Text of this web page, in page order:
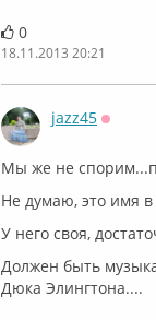
0
18.11.2013 20:21
jazz45
Мы же не
Не думаю, это имя
У него своя,
Должен быть
Дюка Элингтона....